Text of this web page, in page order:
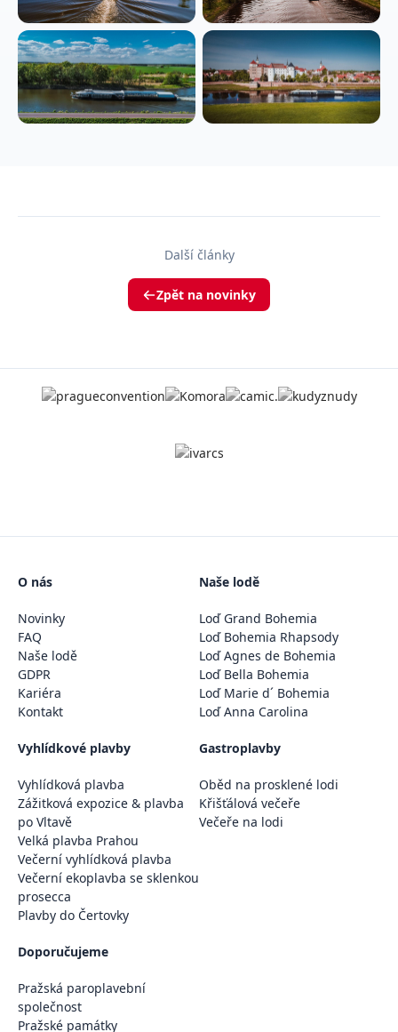
Další články
Zpět na novinky
O nás
Novinky
FAQ
Naše lodě
GDPR
Kariéra
Kontakt
Naše lodě
Loď Grand Bohemia
Loď Bohemia Rhapsody
Loď Agnes de Bohemia
Loď Bella Bohemia
Loď Marie d´ Bohemia
Loď Anna Carolina
Vyhlídkové plavby
Vyhlídková plavba
Zážitková expozice & plavba
po Vltavě
Velká plavba Prahou
Večerní vyhlídková plavba
Večerní ekoplavba se sklenkou
prosecca
Plavby do Čertovky
Gastroplavby
Oběd na prosklené lodi
Křišťálová večeře
Večeře na lodi
Doporučujeme
Pražská paroplavební
společnost
Pražské památky